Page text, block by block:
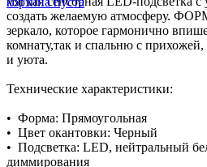
создать желаемую атмосферу.
зеркало, которое гармонично
комнату,так и спальню с
и уюта.
Технические характеристики:
• Форма: Прямоугольная
• Цвет окантовки: Черный
• Подсветка: LED, нейтральный
диммирования